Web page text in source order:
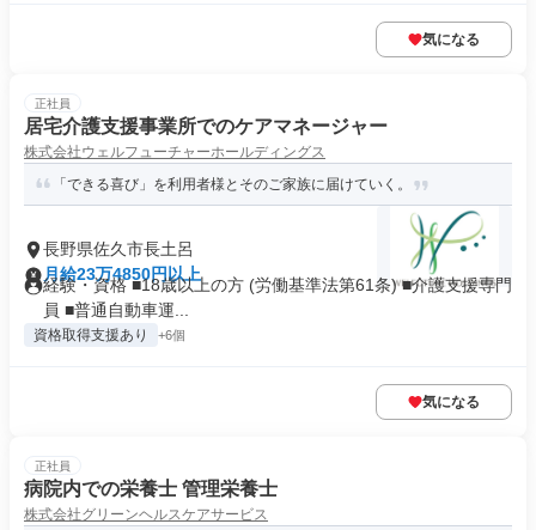
気になる
正社員
居宅介護支援事業所でのケアマネージャー
株式会社ウェルフューチャーホールディングス
「できる喜び」を利用者様とそのご家族に届けていく。
長野県佐久市長土呂
月給23万4850円以上
経験・資格 ■18歳以上の方 (労働基準法第61条) ■介護支援専門
員 ■普通自動車運...
資格取得支援あり +6個
気になる
正社員
病院内での栄養士 管理栄養士
株式会社グリーンヘルスケアサービス